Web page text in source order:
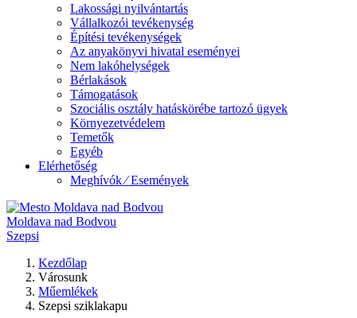
Lakossági nyilvántartás
Vállalkozói tevékenység
Építési tevékenységek
Az anyakönyvi hivatal eseményei
Nem lakóhelységek
Bérlakások
Támogatások
Szociális osztály hatáskörébe tartozó ügyek
Környezetvédelem
Temetők
Egyéb
Elérhetőség
Meghívók ⁄ Események
Moldava nad Bodvou
Szepsi
Kezdőlap
Városunk
Műemlékek
Szepsi sziklakapu